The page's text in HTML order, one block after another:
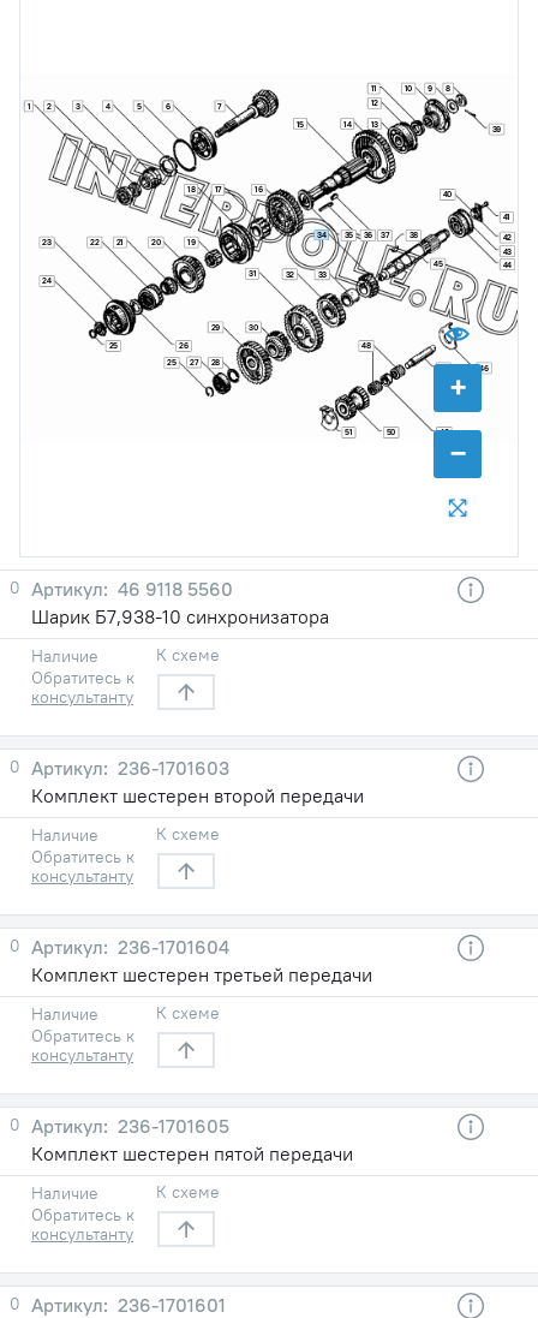
+
−
1 2 3 4 5 6 7
8
9
10
11
12
13
14
15
16
17
18
19
20
21
22
23
24
25
25
26
27
28
29 30
31 32 33
34 35 36 37 38
39
40
41
42
43
44
45
46
48
49
50
51
0
46 9118 5560
Шарик Б7,938-10 синхронизатора
Наличие
Обратитесь к
консультанту
К схеме
0
236-1701603
Комплект шестерен второй передачи
Наличие
Обратитесь к
консультанту
К схеме
0
236-1701604
Комплект шестерен третьей передачи
Наличие
Обратитесь к
консультанту
К схеме
0
236-1701605
Комплект шестерен пятой передачи
Наличие
Обратитесь к
консультанту
К схеме
0
236-1701601